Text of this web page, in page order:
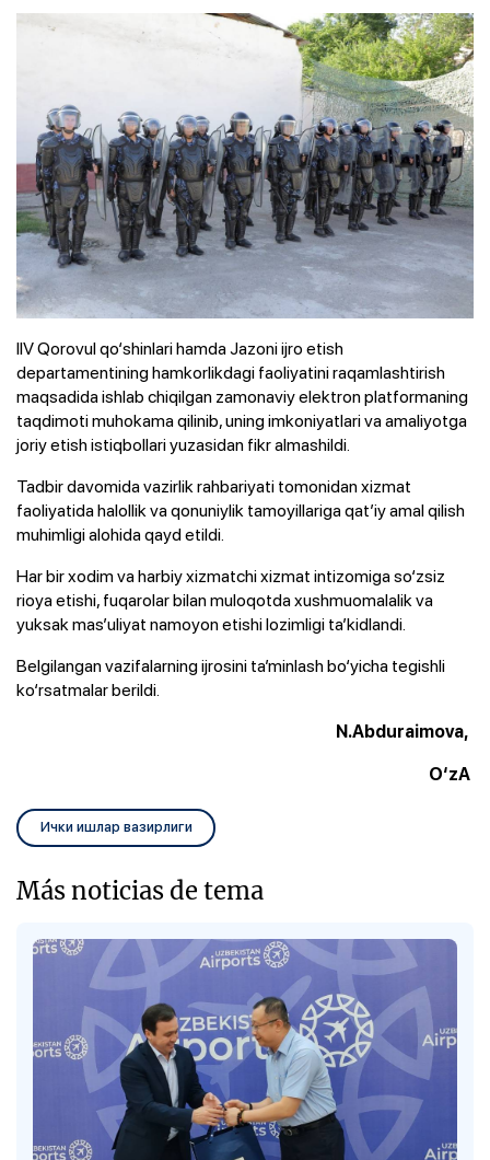
IIV Qorovul qo‘shinlari hamda Jazoni ijro etish
departamentining hamkorlikdagi faoliyatini raqamlashtirish
maqsadida ishlab chiqilgan zamonaviy elektron platformaning
taqdimoti muhokama qilinib, uning imkoniyatlari va amaliyotga
joriy etish istiqbollari yuzasidan fikr almashildi.
Tadbir davomida vazirlik rahbariyati tomonidan xizmat
faoliyatida halollik va qonuniylik tamoyillariga qat’iy amal qilish
muhimligi alohida qayd etildi.
Har bir xodim va harbiy xizmatchi xizmat intizomiga so‘zsiz
rioya etishi, fuqarolar bilan muloqotda xushmuomalalik va
yuksak mas’uliyat namoyon etishi lozimligi ta’kidlandi.
Belgilangan vazifalarning ijrosini ta’minlash bo‘yicha tegishli
ko‘rsatmalar berildi.
N.Abduraimova,
O‘zA
Ички ишлар вазирлиги
Más noticias de tema